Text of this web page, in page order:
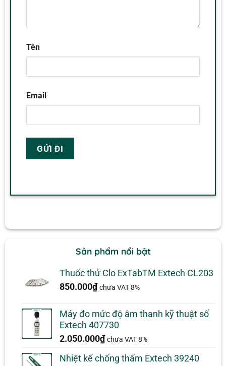
Tên
Email
Sản phẩm nổi bật
Thuốc thử Clo ExTabTM Extech CL203
850.000₫ chưa VAT 8%
Máy đo mức độ âm thanh kỹ thuật số
Extech 407730
2.050.000₫ chưa VAT 8%
Nhiệt kế chống thấm Extech 39240